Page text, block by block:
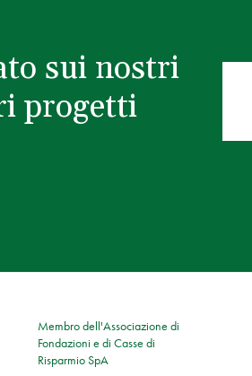
sui nostri
progetti
Membro dell'Associazione di
Fondazioni e di Casse di
Risparmio SpA